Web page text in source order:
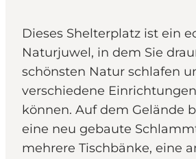
Urlaubsplaner
Dieses Shelterplatz ist ein
Naturjuwel, in dem Sie
schönsten Natur schlafen
verschiedene
können. Auf dem Gelände
eine neu gebaute
mehrere Tischbänke, eine